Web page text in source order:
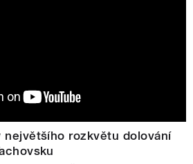
největšího rozkvětu dolování